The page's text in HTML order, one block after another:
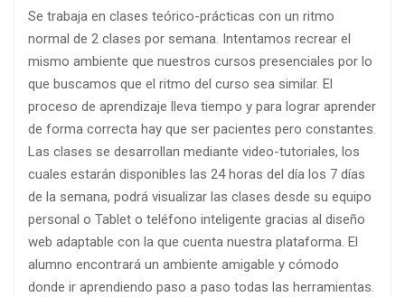
Se trabaja en clases teórico-prácticas con un ritmo
normal de 2 clases por semana. Intentamos recrear el
mismo ambiente que nuestros cursos presenciales por lo
que buscamos que el ritmo del curso sea similar. El
proceso de aprendizaje lleva tiempo y para lograr aprender
de forma correcta hay que ser pacientes pero constantes.
Las clases se desarrollan mediante video-tutoriales, los
cuales estarán disponibles las 24 horas del día los 7 días
de la semana, podrá visualizar las clases desde su equipo
personal o Tablet o teléfono inteligente gracias al diseño
web adaptable con la que cuenta nuestra plataforma. El
alumno encontrará un ambiente amigable y cómodo
donde ir aprendiendo paso a paso todas las herramientas.